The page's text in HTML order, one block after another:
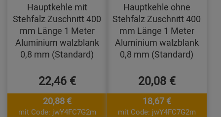
Hauptkehle mit
Stehfalz Zuschnitt 400
mm Länge 1 Meter
Aluminium walzblank
0,8 mm (Standard)
22,46 €
20,88 €
mit Code: jwY4FC7G2m
Hauptkehle ohne
Stehfalz Zuschnitt 400
mm Länge 1 Meter
Aluminium walzblank
0,8 mm (Standard)
20,08 €
18,67 €
mit Code: jwY4FC7G2m